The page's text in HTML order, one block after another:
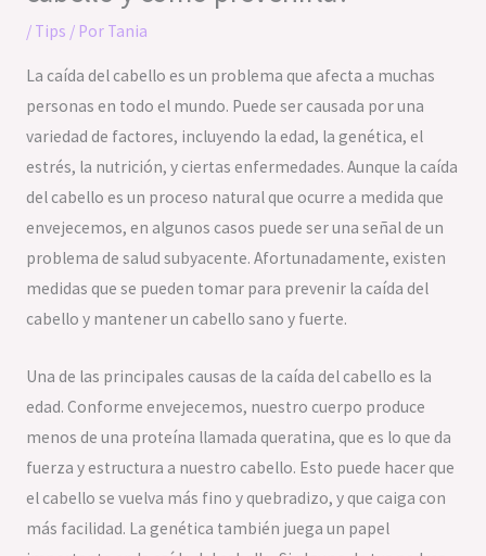
/ Tips / Por Tania
La caída del cabello es un problema que afecta a muchas
personas en todo el mundo. Puede ser causada por una
variedad de factores, incluyendo la edad, la genética, el
estrés, la nutrición, y ciertas enfermedades. Aunque la caída
del cabello es un proceso natural que ocurre a medida que
envejecemos, en algunos casos puede ser una señal de un
problema de salud subyacente. Afortunadamente, existen
medidas que se pueden tomar para prevenir la caída del
cabello y mantener un cabello sano y fuerte.
Una de las principales causas de la caída del cabello es la
edad. Conforme envejecemos, nuestro cuerpo produce
menos de una proteína llamada queratina, que es lo que da
fuerza y estructura a nuestro cabello. Esto puede hacer que
el cabello se vuelva más fino y quebradizo, y que caiga con
más facilidad. La genética también juega un papel